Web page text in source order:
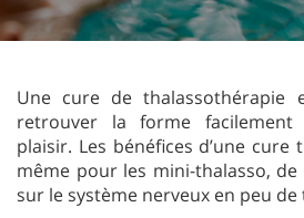
Une cure de
retrouver la forme
plaisir. Les bénéfices d’une
même pour les mini-thalasso,
sur le système nerveux en peu de